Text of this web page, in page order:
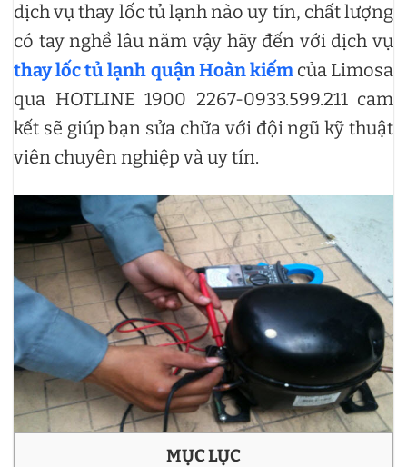
dịch vụ thay lốc tủ lạnh nào uy tín, chất lượng
có tay nghề lâu năm vậy hãy đến với dịch vụ
thay lốc tủ lạnh quận Hoàn kiếmcủa Limosa
qua HOTLINE 1900 2267-0933.599.211 cam
kết sẽ giúp bạn sửa chữa với đội ngũ kỹ thuật
viên chuyên nghiệp và uy tín.
MỤC LỤC